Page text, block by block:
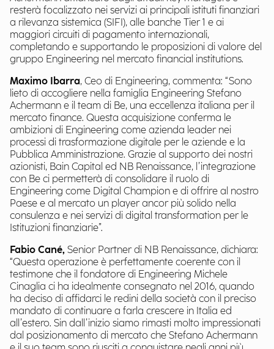
resterà focalizzato nei servizi ai principali istituti finanziari
a rilevanza sistemica (SIFI), alle banche Tier 1 e ai
maggiori circuiti di pagamento internazionali,
completando e supportando le proposizioni di valore del
gruppo Engineering nel mercato financial institutions.
Maximo Ibarra, Ceo di Engineering, commenta: “Sono
lieto di accogliere nella famiglia Engineering Stefano
Achermann e il team di Be, una eccellenza italiana per il
mercato finance. Questa acquisizione conferma le
ambizioni di Engineering come azienda leader nei
processi di trasformazione digitale per le aziende e la
Pubblica Amministrazione. Grazie al supporto dei nostri
azionisti, Bain Capital ed NB Renaissance, l’integrazione
con Be ci permetterà di consolidare il ruolo di
Engineering come Digital Champion e di offrire al nostro
Paese e al mercato un player ancor più solido nella
consulenza e nei servizi di digital transformation per le
Istituzioni finanziarie”.
Fabio Cané, Senior Partner di NB Renaissance, dichiara:
“Questa operazione è perfettamente coerente con il
testimone che il fondatore di Engineering Michele
Cinaglia ci ha idealmente consegnato nel 2016, quando
ha deciso di affidarci le redini della società con il preciso
mandato di continuare a farla crescere in Italia ed
all’estero. Sin dall’inizio siamo rimasti molto impressionati
dal posizionamento di mercato che Stefano Achermann